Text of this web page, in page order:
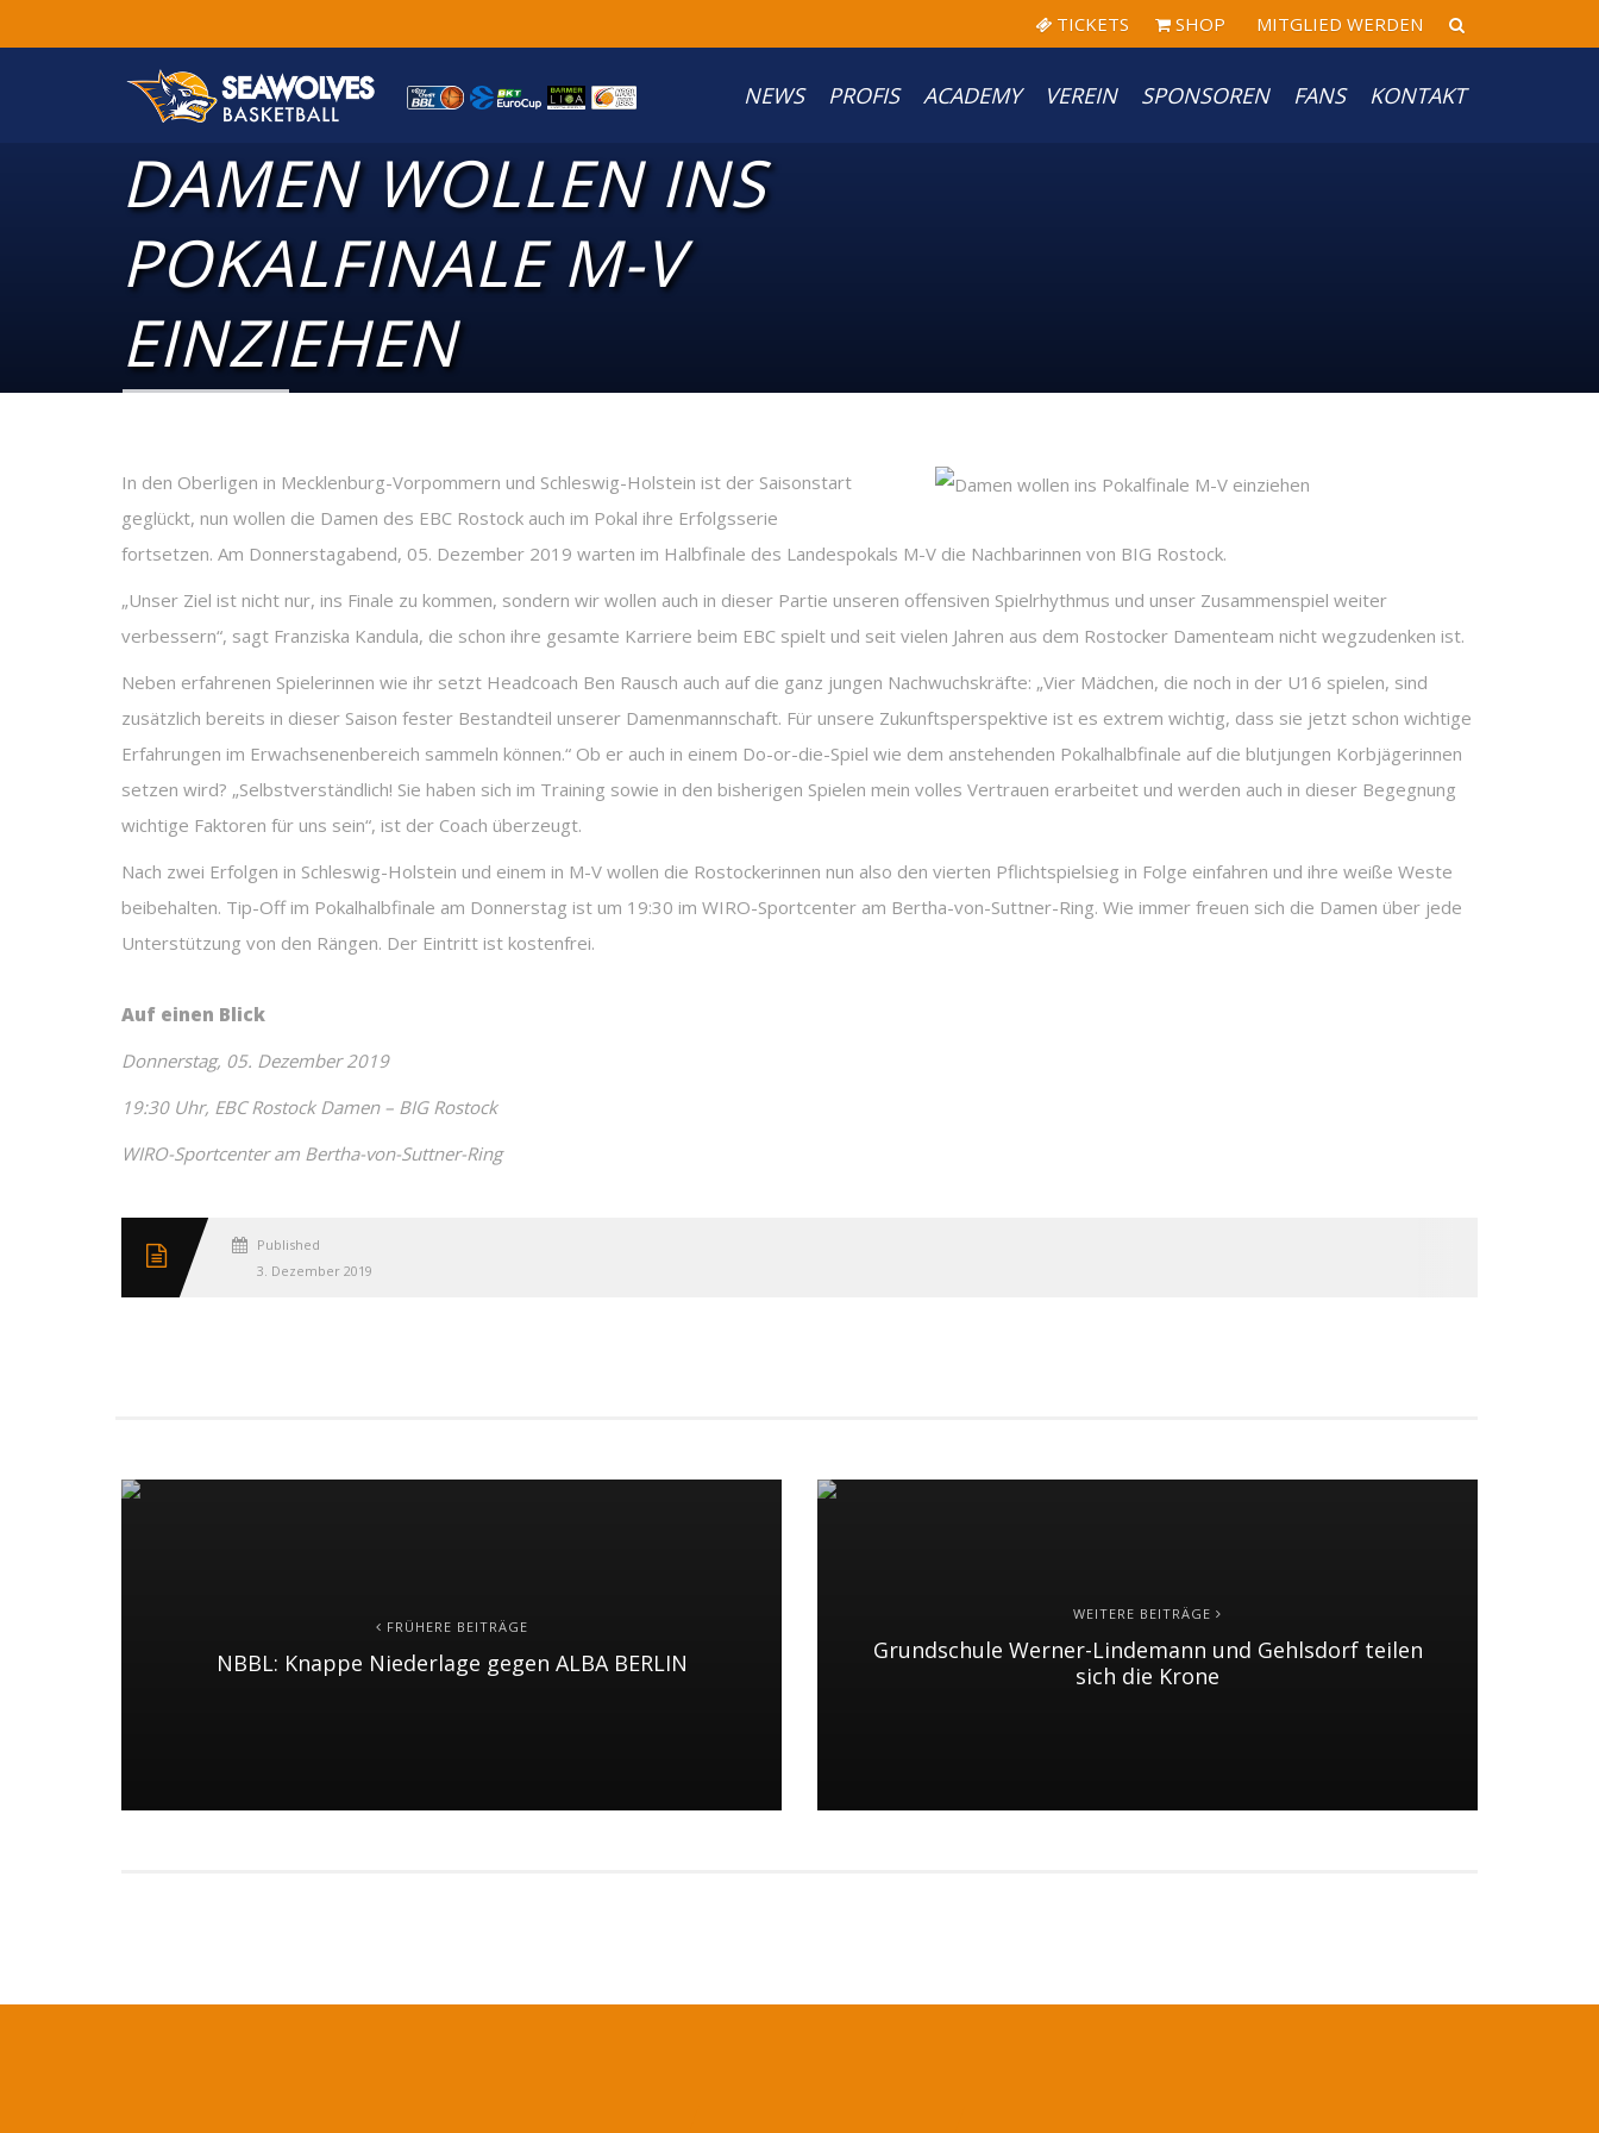
TICKETS SHOP MITGLIED WERDEN
NEWS PROFIS ACADEMY VEREIN SPONSOREN FANS KONTAKT
DAMEN WOLLEN INS
POKALFINALE M-V
EINZIEHEN
In den Oberligen in Mecklenburg-Vorpommern und Schleswig-Holstein ist der Saisonstart
geglückt, nun wollen die Damen des EBC Rostock auch im Pokal ihre Erfolgsserie
fortsetzen. Am Donnerstagabend, 05. Dezember 2019 warten im Halbfinale des Landespokals M-V die Nachbarinnen von BIG Rostock.
„Unser Ziel ist nicht nur, ins Finale zu kommen, sondern wir wollen auch in dieser Partie unseren offensiven Spielrhythmus und unser Zusammenspiel weiter
verbessern“, sagt Franziska Kandula, die schon ihre gesamte Karriere beim EBC spielt und seit vielen Jahren aus dem Rostocker Damenteam nicht wegzudenken ist.
Neben erfahrenen Spielerinnen wie ihr setzt Headcoach Ben Rausch auch auf die ganz jungen Nachwuchskräfte: „Vier Mädchen, die noch in der U16 spielen, sind
zusätzlich bereits in dieser Saison fester Bestandteil unserer Damenmannschaft. Für unsere Zukunftsperspektive ist es extrem wichtig, dass sie jetzt schon wichtige
Erfahrungen im Erwachsenenbereich sammeln können.“ Ob er auch in einem Do-or-die-Spiel wie dem anstehenden Pokalhalbfinale auf die blutjungen Korbjägerinnen
setzen wird? „Selbstverständlich! Sie haben sich im Training sowie in den bisherigen Spielen mein volles Vertrauen erarbeitet und werden auch in dieser Begegnung
wichtige Faktoren für uns sein“, ist der Coach überzeugt.
Nach zwei Erfolgen in Schleswig-Holstein und einem in M-V wollen die Rostockerinnen nun also den vierten Pflichtspielsieg in Folge einfahren und ihre weiße Weste
beibehalten. Tip-Off im Pokalhalbfinale am Donnerstag ist um 19:30 im WIRO-Sportcenter am Bertha-von-Suttner-Ring. Wie immer freuen sich die Damen über jede
Unterstützung von den Rängen. Der Eintritt ist kostenfrei.
Auf einen Blick
Donnerstag, 05. Dezember 2019
19:30 Uhr, EBC Rostock Damen – BIG Rostock
WIRO-Sportcenter am Bertha-von-Suttner-Ring
Published
3. Dezember 2019
FRÜHERE BEITRÄGE
NBBL: Knappe Niederlage gegen ALBA BERLIN
WEITERE BEITRÄGE
Grundschule Werner-Lindemann und Gehlsdorf teilen
sich die Krone